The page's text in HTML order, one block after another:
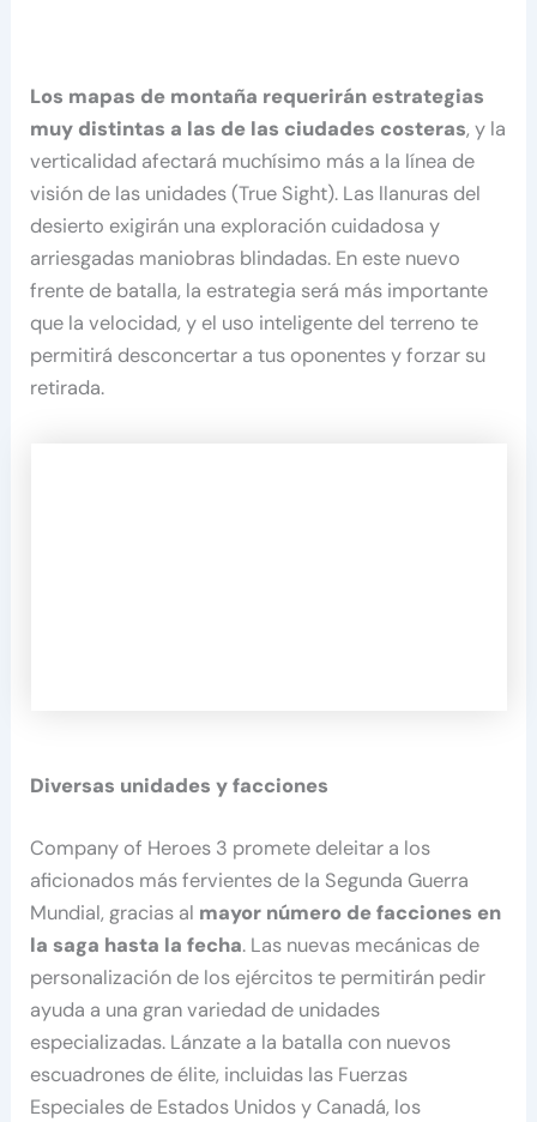
Los mapas de montaña requerirán estrategias
muy distintas a las de las ciudades costeras, y la
verticalidad afectará muchísimo más a la línea de
visión de las unidades (True Sight). Las llanuras del
desierto exigirán una exploración cuidadosa y
arriesgadas maniobras blindadas. En este nuevo
frente de batalla, la estrategia será más importante
que la velocidad, y el uso inteligente del terreno te
permitirá desconcertar a tus oponentes y forzar su
retirada.
Diversas unidades y facciones
Company of Heroes 3 promete deleitar a los
aficionados más fervientes de la Segunda Guerra
Mundial, gracias al mayor número de facciones en
la saga hasta la fecha.​ Las nuevas mecánicas de
personalización de los ejércitos te permitirán pedir
ayuda a una gran variedad de unidades
especializadas. Lánzate a la batalla con nuevos
escuadrones de élite, incluidas las Fuerzas
Especiales de Estados Unidos y Canadá, los